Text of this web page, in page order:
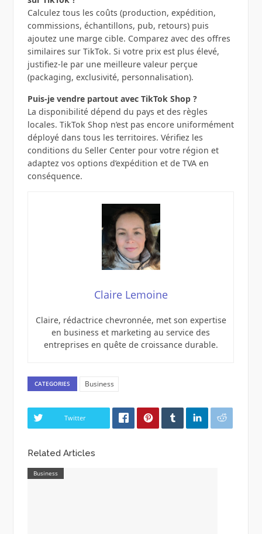
Calculez tous les coûts (production, expédition,
commissions, échantillons, pub, retours) puis
ajoutez une marge cible. Comparez avec des offres
similaires sur TikTok. Si votre prix est plus élevé,
justifiez-le par une meilleure valeur perçue
(packaging, exclusivité, personnalisation).
Puis-je vendre partout avec TikTok Shop ?
La disponibilité dépend du pays et des règles
locales. TikTok Shop n’est pas encore uniformément
déployé dans tous les territoires. Vérifiez les
conditions du Seller Center pour votre région et
adaptez vos options d’expédition et de TVA en
conséquence.
Claire Lemoine
Claire, rédactrice chevronnée, met son expertise
en business et marketing au service des
entreprises en quête de croissance durable.
CATEGORIES Business
Twitter
Related Articles
Business